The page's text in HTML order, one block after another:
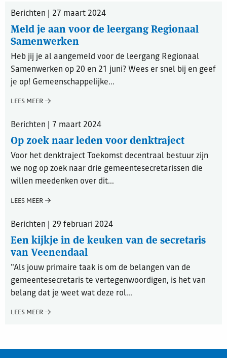
Berichten | 27 maart 2024
Meld je aan voor de leergang Regionaal
Samenwerken
Heb jij je al aangemeld voor de leergang Regionaal
Samenwerken op 20 en 21 juni? Wees er snel bij en geef
je op! Gemeenschappelijke...
LEES MEER
Berichten | 7 maart 2024
Op zoek naar leden voor denktraject
Voor het denktraject Toekomst decentraal bestuur zijn
we nog op zoek naar drie gemeentesecretarissen die
willen meedenken over dit...
LEES MEER
Berichten | 29 februari 2024
Een kijkje in de keuken van de secretaris
van Veenendaal
"Als jouw primaire taak is om de belangen van de
gemeentesecretaris te vertegenwoordigen, is het van
belang dat je weet wat deze rol...
LEES MEER